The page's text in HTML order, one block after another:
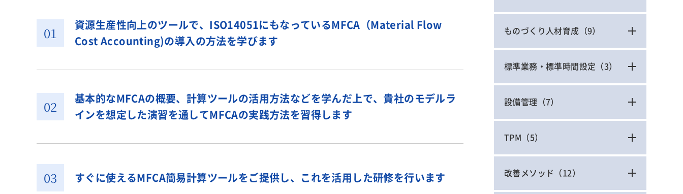
資源生産性向上のツールで、ISO14051にもなっているMFCA（Material Flow
Cost Accounting)の導入の方法を学びます
基本的なMFCAの概要、計算ツールの活用方法などを学んだ上で、貴社のモデルラ
インを想定した演習を通してMFCAの実践方法を習得します
すぐに使えるMFCA簡易計算ツールをご提供し、これを活用した研修を行います
ものづくり人材育成 （9）
標準業務・標準時間設定 （3）
設備管理 （7）
TPM （5）
改善メソッド （12）